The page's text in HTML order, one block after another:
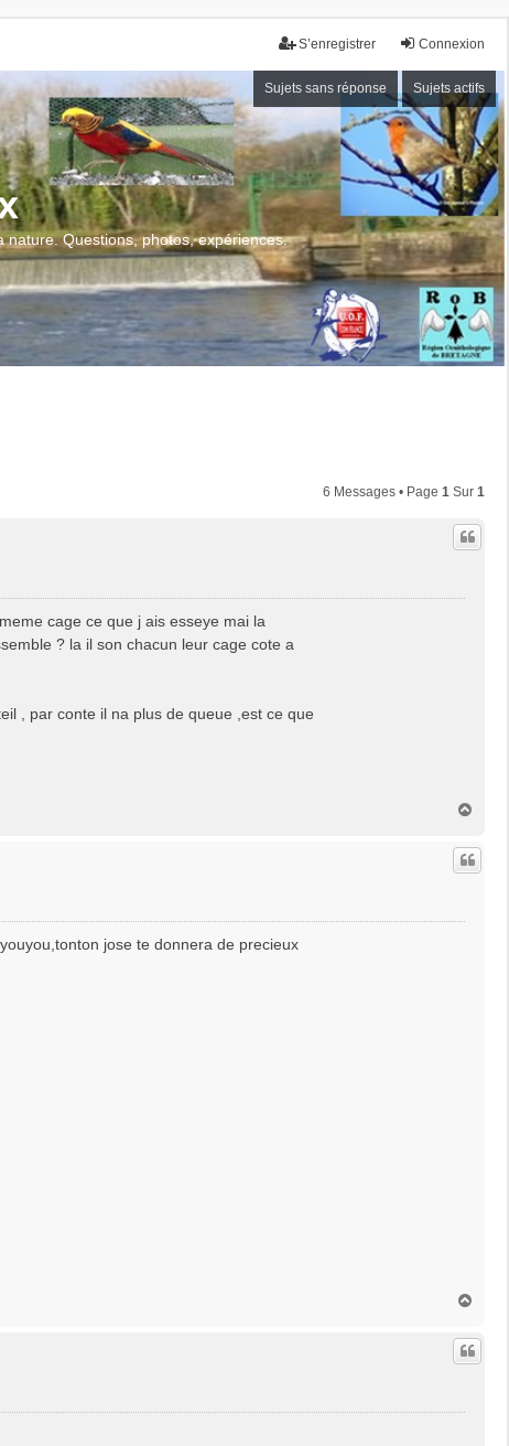
Connexion
S’enregistrer
Sujets sans réponse Sujets actifs
nature. Questions, photos, expériences.
6 Messages • Page 1 Sur 1
cage ce que j ais esseye mai la
? la il son chacun leur cage cote a
, par conte il na plus de queue ,est ce que
u
jose te donnera de precieux
u